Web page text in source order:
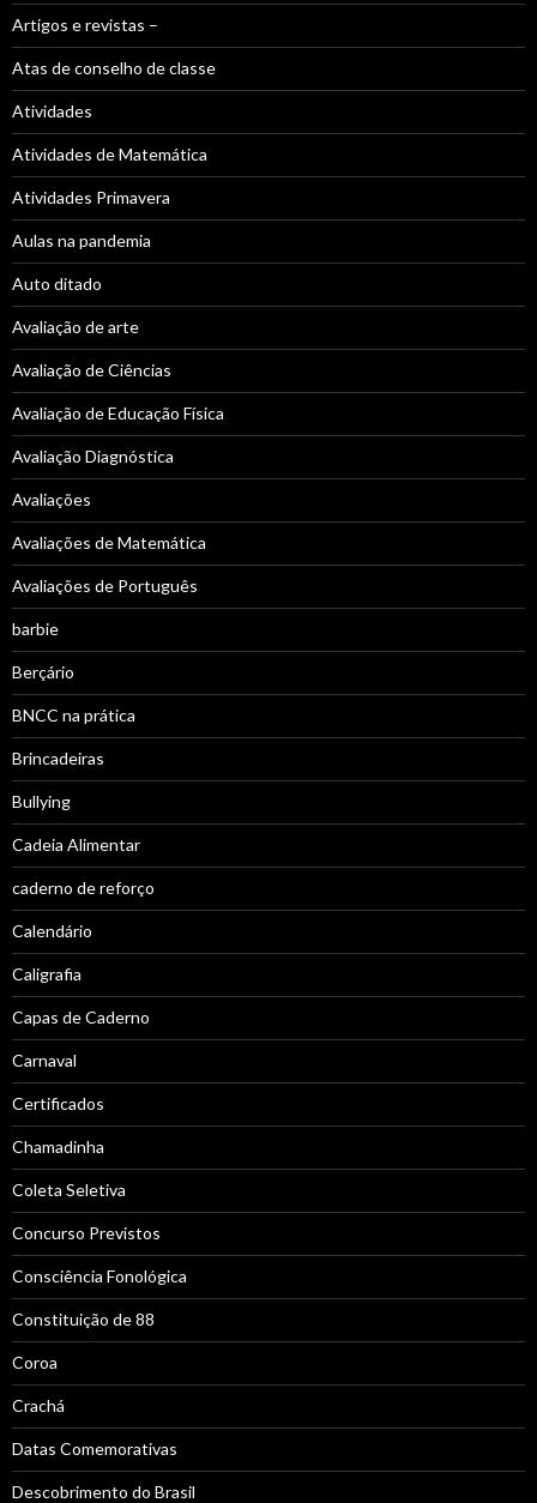
Artigos e revistas –
Atas de conselho de classe
Atividades
Atividades de Matemática
Atividades Primavera
Aulas na pandemia
Auto ditado
Avaliação de arte
Avaliação de Ciências
Avaliação de Educação Física
Avaliação Diagnóstica
Avaliações
Avaliações de Matemática
Avaliações de Português
barbie
Berçário
BNCC na prática
Brincadeiras
Bullying
Cadeia Alimentar
caderno de reforço
Calendário
Caligrafia
Capas de Caderno
Carnaval
Certificados
Chamadinha
Coleta Seletiva
Concurso Previstos
Consciência Fonológica
Constituição de 88
Coroa
Crachá
Datas Comemorativas
Descobrimento do Brasil